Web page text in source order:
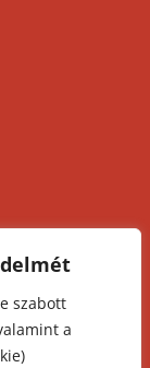
szabott
a